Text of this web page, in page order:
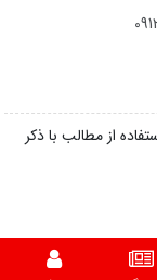
از مطالب با ذکر